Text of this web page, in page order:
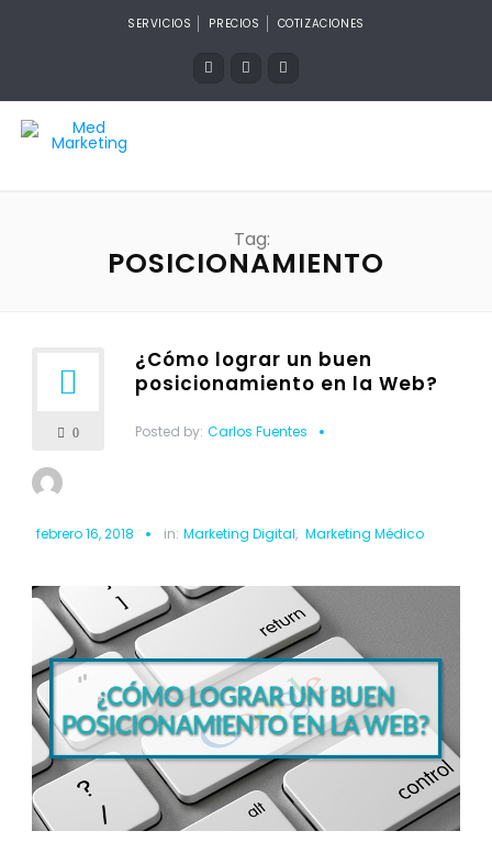
SERVICIOS PRECIOS COTIZACIONES
Tag:
POSICIONAMIENTO
0
¿Cómo lograr un buen
posicionamiento en la Web?
Posted by: Carlos Fuentes
febrero 16, 2018 in: Marketing Digital, Marketing Médico